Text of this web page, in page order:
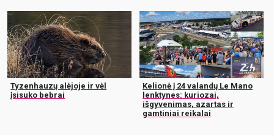
Tyzenhauzų alėjoje ir vėl
įsisuko bebrai
Kelionė į 24 valandų Le Mano
lenktynes: kuriozai,
išgyvenimas, azartas ir
gamtiniai reikalai